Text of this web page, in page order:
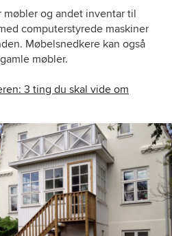
og andet inventar til
computerstyrede maskiner
Møbelsnedkere kan også
møbler.
3 ting du skal vide om